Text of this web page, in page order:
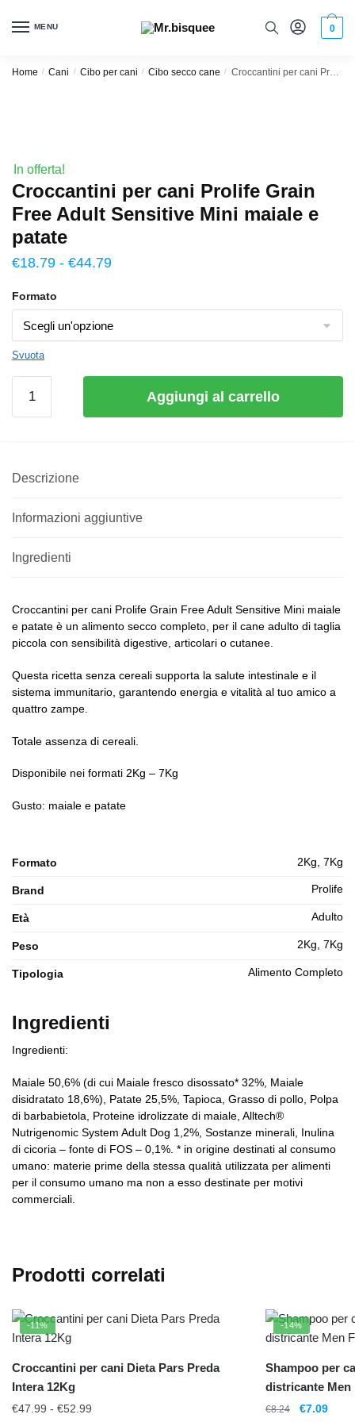
MENU 0
Home / Cani / Cibo per cani / Cibo secco cane / Croccantini per cani Prolife Grain Free Adult Sensitive Mini maiale e patate
In offerta!
Croccantini per cani Prolife Grain
Free Adult Sensitive Mini maiale e
patate
€18.79 - €44.79
Formato
Svuota
Aggiungi al carrello
Descrizione
Informazioni aggiuntive
Ingredienti
Croccantini per cani Prolife Grain Free Adult Sensitive Mini maiale
e patate è un alimento secco completo, per il cane adulto di taglia
piccola con sensibilità digestive, articolari o cutanee.
Questa ricetta senza cereali supporta la salute intestinale e il
sistema immunitario, garantendo energia e vitalità al tuo amico a
quattro zampe.
Totale assenza di cereali.
Disponibile nei formati 2Kg – 7Kg
Gusto: maiale e patate
Formato 2Kg, 7Kg
Brand Prolife
Età Adulto
Peso 2Kg, 7Kg
Tipologia Alimento Completo
Ingredienti
Ingredienti:
Maiale 50,6% (di cui Maiale fresco disossato* 32%, Maiale
disidratato 18,6%), Patate 25,5%, Tapioca, Grasso di pollo, Polpa
di barbabietola, Proteine idrolizzate di maiale, Alltech®
Nutrigenomic System Adult Dog 1,2%, Sostanze minerali, Inulina
di cicoria – fonte di FOS – 0,1%. * in origine destinati al consumo
umano: materie prime della stessa qualità utilizzata per alimenti
per il consumo umano ma non a esso destinate per motivi
commerciali.
Prodotti correlati
-11%
Croccantini per cani Dieta Pars Preda
Intera 12Kg
€47.99 - €52.99
-14%
Shampoo per
districante Men
€8.24 €7.09